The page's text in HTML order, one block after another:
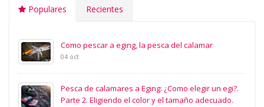
Populares Recientes
Como pescar a eging, la pesca del calamar
04 oct
Pesca de calamares a Eging: ¿Como elegir un egi?.
Parte 2. Eligiendo el color y el tamaño adecuado.